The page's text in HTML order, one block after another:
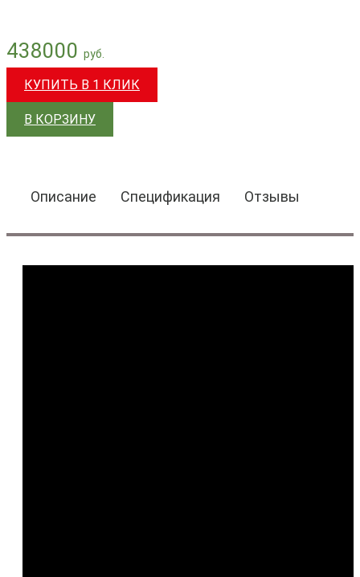
438000
КУПИТЬ В 1 КЛИК
В КОРЗИНУ
Описание Спецификация Отзывы